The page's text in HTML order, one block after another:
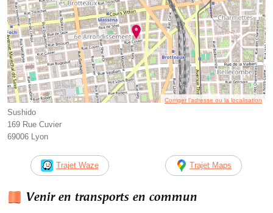
Corriger l’adresse ou la localisation
Sushido
169 Rue Cuvier
69006 Lyon
Trajet Waze Trajet Maps
Venir en transports en commun